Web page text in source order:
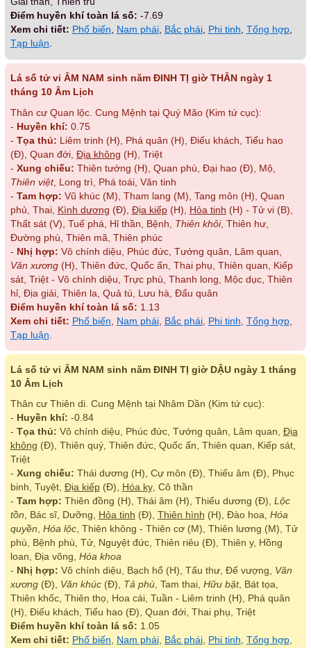
Điểm huyền khí toàn lá số: -7.69
Xem chi tiết: Phổ biến, Nam phái, Bắc phái, Phi tinh, Tổng hợp,
Tạp luận.
Lá số tử vi ÂM NAM sinh năm ĐINH TỊ giờ THÂN ngày 1
tháng 10 Âm Lịch
Thân cư Quan lộc. Cung Mệnh tại Quý Mão (Kim tứ cục):
- Huyền khí: 0.75
- Tọa thủ: Liêm trinh (H), Phá quân (H), Điếu khách, Tiểu hao
(Đ), Quan đới, Địa không (H), Triệt
- Xung chiếu: Thiên tướng (H), Quan phù, Đại hao (Đ), Mộ,
Thiên việt, Long trì, Phá toái, Văn tinh
- Tam hợp: Vũ khúc (M), Tham lang (M), Tang môn (H), Quan
phủ, Thai, Kình dương (Đ), Địa kiếp(H), Hỏa tinh (H) - Tử vi (B),
Thất sát (V), Tuế phá, Hỉ thần, Bệnh, Thiên khôi, Thiên hư,
Đường phù, Thiên mã, Thiên phúc
- Nhị hợp: Vô chính diệu, Phúc đức, Tướng quân, Lâm quan,
Văn xương(H), Thiên đức, Quốc ấn, Thai phụ, Thiên quan, Kiếp
sát, Triệt - Vô chính diệu, Trực phù, Thanh long, Mộc dục, Thiên
hỉ, Địa giải, Thiên la, Quả tú, Lưu hà, Đẩu quân
Điểm huyền khí toàn lá số: 1.13
Xem chi tiết: Phổ biến Nam phái, Bắc phái, Phi tinh Tổng hợp,
Tạp luận
Lá số tử vi ÂM NAM sinh năm ĐINH TỊ giờ DẬU ngày 1 tháng
10 Âm Lịch
Thân cư Thiên di. Cung Mệnh tại Nhâm Dần (Kim tứ cục):
- Huyền khí: -0.84
- Tọa thủ: Vô chính diệu, Phúc đức, Tướng quân, Lâm quan, Địa
không (Đ), Thiên quý, Thiên đức, Quốc ấn, Thiên quan, Kiếp sát,
Triệt
- Xung chiếu: Thái dương (H), Cự môn (Đ), Thiếu âm (Đ), Phục
binh, Tuyệt, Địa kiếp(Đ), Hóa kỵ, Cô thần
- Tam hợp: Thiên đồng (H), Thái âm (H), Thiếu dương (Đ), Lộc
tồn, Bác sĩ, Dưỡng, Hỏa tinh (Đ), Thiên hình (H), Đào hoa, Hóa
quyền, Hóa lộc, Thiên không - Thiên cơ (M), Thiên lương (M), Tử
phù, Bệnh phù, Tử, Nguyệt đức, Thiên riêu (Đ), Thiên y, Hồng
loan, Địa võng, Hóa khoa
- Nhị hợp: Vô chính diệu, Bạch hổ (H), Tấu thư, Đế vượng, Văn
xương(Đ), Văn khúc(Đ), Tả phù, Tam thai, Hữu bật, Bát tọa,
Thiên khốc, Thiên thọ, Hoa cái, Tuần - Liêm trinh (H), Phá quân
(H), Điếu khách, Tiểu hao (Đ), Quan đới, Thai phụ, Triệt
Điểm huyền khí toàn lá số: 1.05
Xem chi tiết: Phổ biến, Nam phái, Bắc phái, Phi tinh, Tổng hợp,